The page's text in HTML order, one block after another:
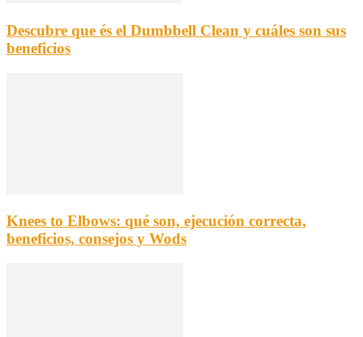
Descubre que és el Dumbbell Clean y cuáles son sus
beneficios
Knees to Elbows: qué son, ejecución correcta,
beneficios, consejos y Wods